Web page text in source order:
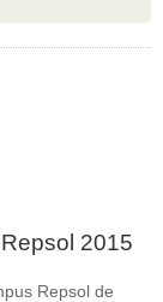
2015
Repsol de